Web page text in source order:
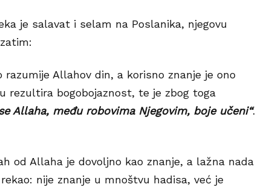
je salavat i selam na Poslanika, njegovu
razumije Allahov din, a korisno znanje je ono
rezultira bogobojaznost, te je zbog toga
Allaha, među robovima Njegovim, boje učeni“.
od Allaha je dovoljno kao znanje, a lažna nada
nije znanje u mnoštvu hadisa, već je